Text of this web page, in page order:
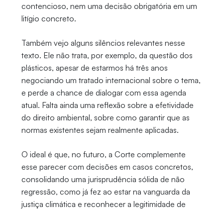
contencioso, nem uma decisão obrigatória em um
litígio concreto.
Também vejo alguns silêncios relevantes nesse
texto. Ele não trata, por exemplo, da questão dos
plásticos, apesar de estarmos há três anos
negociando um tratado internacional sobre o tema,
e perde a chance de dialogar com essa agenda
atual. Falta ainda uma reflexão sobre a efetividade
do direito ambiental, sobre como garantir que as
normas existentes sejam realmente aplicadas.
O ideal é que, no futuro, a Corte complemente
esse parecer com decisões em casos concretos,
consolidando uma jurisprudência sólida de não
regressão, como já fez ao estar na vanguarda da
justiça climática e reconhecer a legitimidade de